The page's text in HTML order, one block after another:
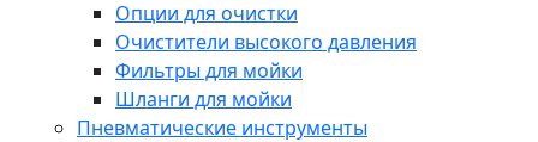
Опции для очистки
Очистители высокого давления
Фильтры для мойки
Шланги для мойки
Пневматические инструменты